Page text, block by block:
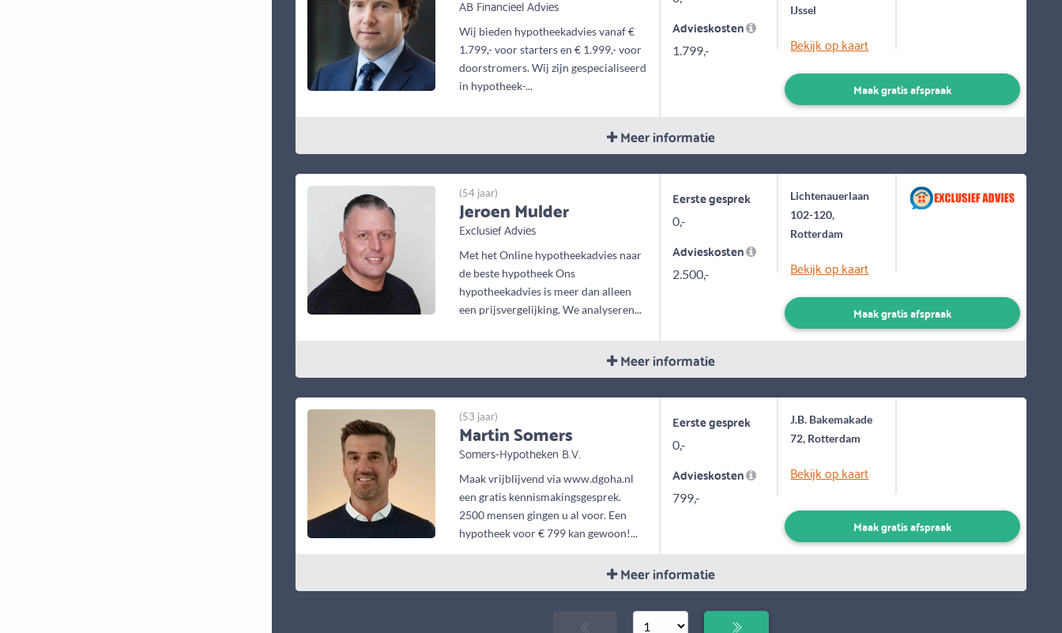
AB Financieel Advies
Wij bieden hypotheekadvies vanaf €
1.799,- voor starters en € 1.999,- voor
doorstromers. Wij zijn gespecialiseerd
in hypotheek-...
Advieskosten
1.799,-
IJssel
Bekijk op kaart
Maak gratis afspraak
Meer informatie
(54 jaar)
Jeroen Mulder
Exclusief Advies
Met het Online hypotheekadvies naar
de beste hypotheek Ons
hypotheekadvies is meer dan alleen
een prijsvergelijking. We analyseren...
Eerste gesprek
0,-
Advieskosten
2.500,-
Lichtenauerlaan
102-120,
Rotterdam
Bekijk op kaart
Maak gratis afspraak
Meer informatie
(53 jaar)
Martin Somers
Somers-Hypotheken B.V.
Maak vrijblijvend via www.dgoha.nl
een gratis kennismakingsgesprek.
2500 mensen gingen u al voor. Een
hypotheek voor € 799 kan gewoon!...
Eerste gesprek
0,-
Advieskosten
799,-
J.B. Bakemakade
72, Rotterdam
Bekijk op kaart
Maak gratis afspraak
Meer informatie